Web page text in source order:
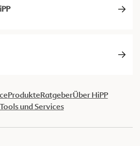
ProdukteRatgeberÜber HiPP
Tools und Services